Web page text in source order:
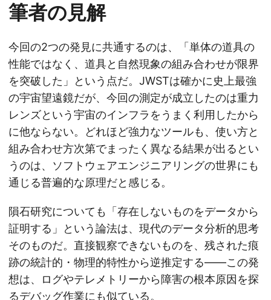
筆者の見解
今回の2つの発見に共通するのは、「単体の道具の
性能ではなく、道具と自然現象の組み合わせが限界
を突破した」という点だ。JWSTは確かに史上最強
の宇宙望遠鏡だが、今回の測定が成立したのは重力
レンズという宇宙のインフラをうまく利用したから
に他ならない。どれほど強力なツールも、使い方と
組み合わせ方次第でまったく異なる結果が出るとい
うのは、ソフトウェアエンジニアリングの世界にも
通じる普遍的な原理だと感じる。
隕石研究についても「存在しないものをデータから
証明する」という論法は、現代のデータ分析的思考
そのものだ。直接観察できないものを、残された痕
跡の統計的・物理的特性から逆推定する——この発
想は、ログやテレメトリーから障害の根本原因を探
るデバッグ作業にも似ている。